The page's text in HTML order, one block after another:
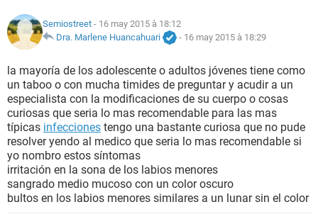
NUTRICIÓN
SEXUALIDAD
GLOSARIO
Semiostreet - 16 may 2015 à 18:12
Dra. Marlene Huancahuari
- 16 may 2015 à 18:29
la mayoría de los adolescente o adultos jóvenes tiene como
un taboo o con mucha timides de preguntar y acudir a un
especialista con la modificaciones de su cuerpo o cosas
curiosas que seria lo mas recomendable para las mas
típicas infecciones tengo una bastante curiosa que no pude
resolver yendo al medico que seria lo mas recomendable si
yo nombro estos síntomas
irritación en la sona de los labios menores
sangrado medio mucoso con un color oscuro
bultos en los labios menores similares a un lunar sin el color